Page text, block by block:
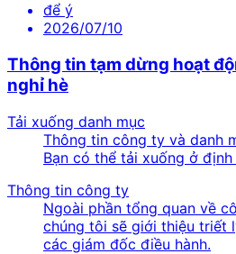
để ý
2026/07/10
Thông tin tạm dừng hoạt
nghỉ hè
Tải xuống danh mục
Thông tin công ty và danh
Bạn có thể tải xuống ở định
Thông tin công ty
Ngoài phần tổng quan về
chúng tôi sẽ giới thiệu triết
các giám đốc điều hành.